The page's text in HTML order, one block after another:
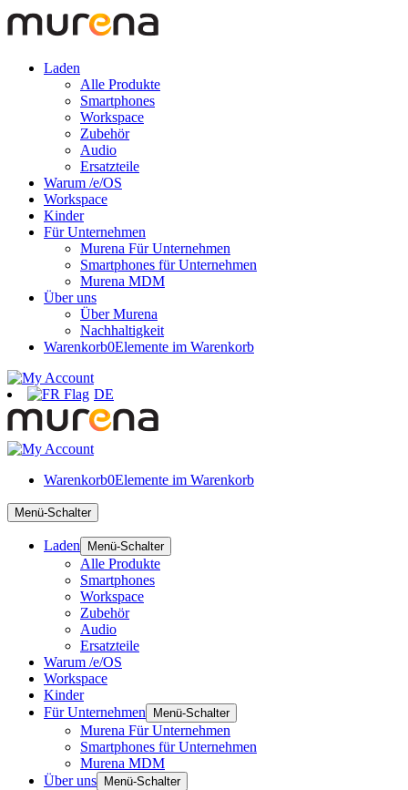
Laden
Alle Produkte
Smartphones
Workspace
Zubehör
Audio
Ersatzteile
Warum /e/OS
Workspace
Kinder
Für Unternehmen
Murena Für Unternehmen
Smartphones für Unternehmen
Murena MDM
Über uns
Über Murena
Nachhaltigkeit
Warenkorb0Elemente im Warenkorb
DE
Warenkorb0Elemente im Warenkorb
Menü-Schalter
Laden Menü-Schalter
Alle Produkte
Smartphones
Workspace
Zubehör
Audio
Ersatzteile
Warum /e/OS
Workspace
Kinder
Für Unternehmen
Menü-Schalter
Murena Für Unternehmen
Smartphones für Unternehmen
Murena MDM
Über uns
Menü-Schalter